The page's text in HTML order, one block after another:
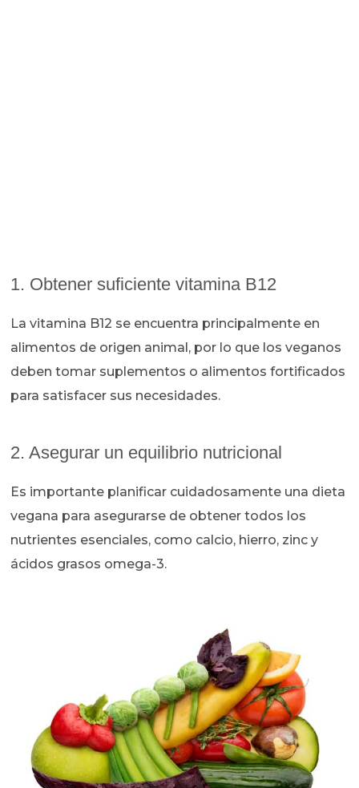
1. Obtener suficiente vitamina B12
La vitamina B12 se encuentra principalmente en
alimentos de origen animal, por lo que los veganos
deben tomar suplementos o alimentos fortificados
para satisfacer sus necesidades.
2. Asegurar un equilibrio nutricional
Es importante planificar cuidadosamente una dieta
vegana para asegurarse de obtener todos los
nutrientes esenciales, como calcio, hierro, zinc y
ácidos grasos omega-3.